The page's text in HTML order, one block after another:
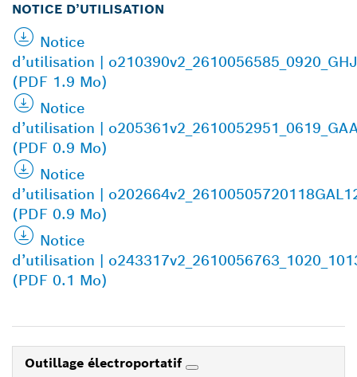
NOTICE D’UTILISATION
Notice
d’utilisation |
(PDF 1.9 Mo)
Notice
d’utilisation |
(PDF 0.9 Mo)
Notice
d’utilisation |
(PDF 0.9 Mo)
Notice
d’utilisation |
(PDF 0.1 Mo)
Outillage électroportatif